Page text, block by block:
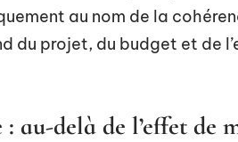
au nom de la
du projet, du budget et de
au-delà de l’effet de